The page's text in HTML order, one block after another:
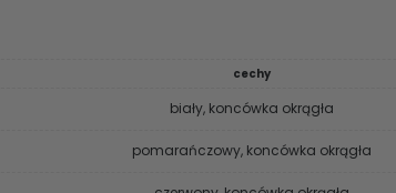
cechy
biały, koncówka okrągła
pomarańczowy, koncówka okrągła